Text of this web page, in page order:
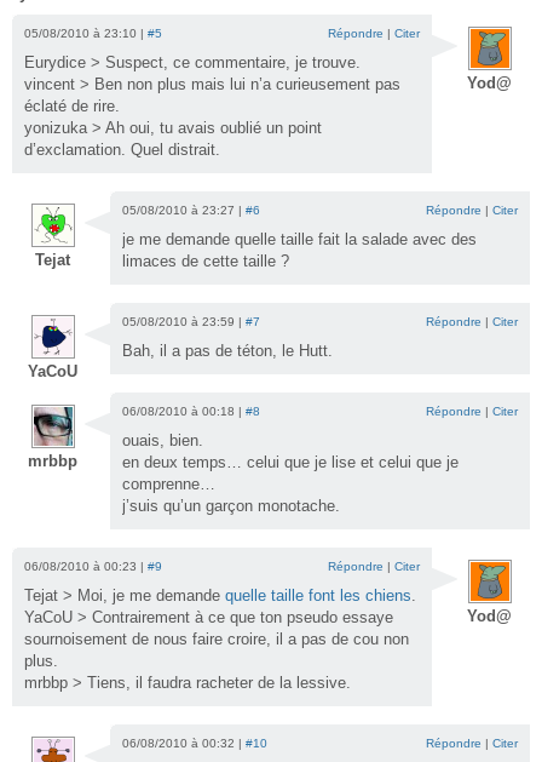
Yod@
05/08/2010 à 23:10 | #5 Répondre | Citer
Eurydice > Suspect, ce commentaire, je trouve.
vincent > Ben non plus mais lui n’a curieusement pas
éclaté de rire.
yonizuka > Ah oui, tu avais oublié un point
d’exclamation. Quel distrait.
Tejat
05/08/2010 à 23:27 | #6 Répondre | Citer
je me demande quelle taille fait la salade avec des
limaces de cette taille ?
YaCoU
05/08/2010 à 23:59 | #7 Répondre | Citer
Bah, il a pas de téton, le Hutt.
mrbbp
06/08/2010 à 00:18 | #8 Répondre | Citer
ouais, bien.
en deux temps… celui que je lise et celui que je
comprenne…
j’suis qu’un garçon monotache.
Yod@
06/08/2010 à 00:23 | #9 Répondre | Citer
Tejat > Moi, je me demande quelle taille font les chiens.
YaCoU > Contrairement à ce que ton pseudo essaye
sournoisement de nous faire croire, il a pas de cou non
plus.
mrbbp > Tiens, il faudra racheter de la lessive.
06/08/2010 à 00:32 | #10 Répondre | Citer